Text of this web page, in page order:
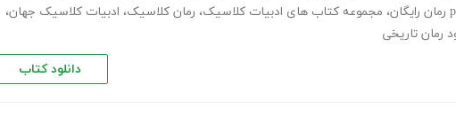
، مجموعه کتاب های ادبیات کلاسیک، رمان کلاسیک، ادبیات کلاسیک جهان،
رمان تاریخی
دانلود کتاب